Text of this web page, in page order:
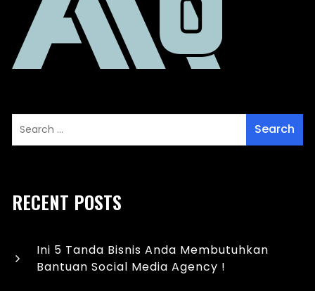
RECENT POSTS
Ini 5 Tanda Bisnis Anda Membutuhkan
Bantuan Social Media Agency !